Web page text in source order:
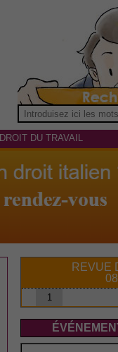
DROIT DU TRAVAIL
REVUE
1